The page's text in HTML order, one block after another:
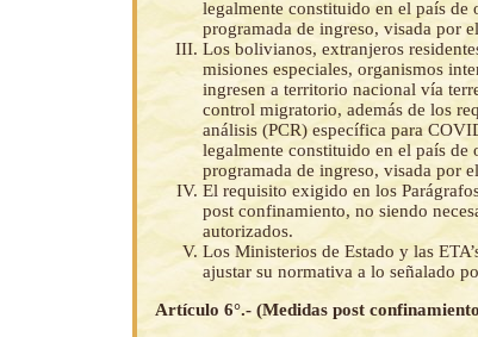
legalmente constituido en el país
programada de ingreso, visada por
Los bolivianos, extranjeros
misiones especiales, organismos
ingresen a territorio nacional vía
control migratorio, además de los
análisis (PCR) específica para
legalmente constituido en el país
programada de ingreso, visada por
El requisito exigido en los
post confinamiento, no siendo
autorizados.
Los Ministerios de Estado y las
ajustar su normativa a lo señalado
Artículo 6°.- (Medidas post